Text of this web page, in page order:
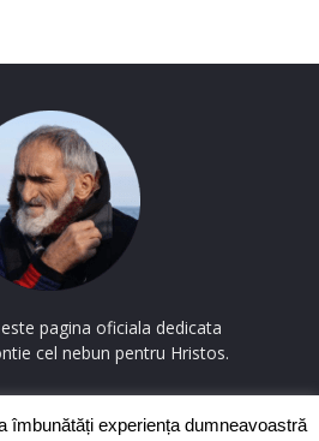
pagina oficiala dedicata
cel nebun pentru Hristos.
îmbunătăți experiența dumneavoastră